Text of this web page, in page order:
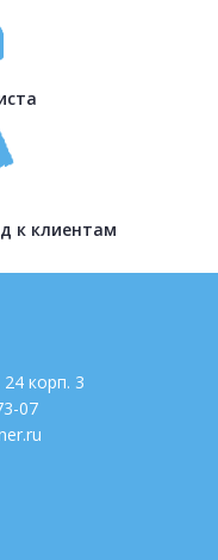
к клиентам
корп. 3
07